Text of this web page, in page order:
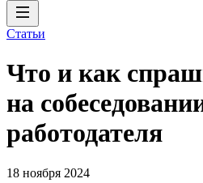
Статьи
Что и как
на
работодателя
18 ноября 2024